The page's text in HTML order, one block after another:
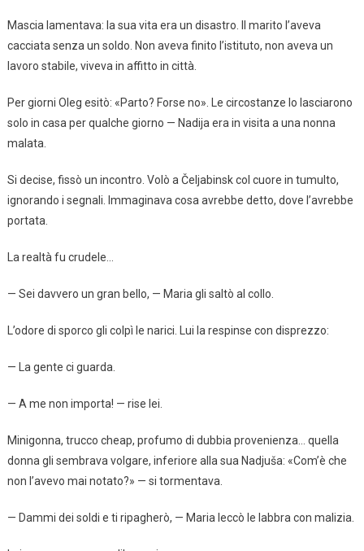
Mascia lamentava: la sua vita era un disastro. Il marito l’aveva
cacciata senza un soldo. Non aveva finito l’istituto, non aveva un
lavoro stabile, viveva in affitto in città.
Per giorni Oleg esitò: «Parto? Forse no». Le circostanze lo lasciarono
solo in casa per qualche giorno — Nadija era in visita a una nonna
malata.
Si decise, fissò un incontro. Volò a Čeljabinsk col cuore in tumulto,
ignorando i segnali. Immaginava cosa avrebbe detto, dove l’avrebbe
portata.
La realtà fu crudele…
— Sei davvero un gran bello, — Maria gli saltò al collo.
L’odore di sporco gli colpì le narici. Lui la respinse con disprezzo:
— La gente ci guarda.
— A me non importa! — rise lei.
Minigonna, trucco cheap, profumo di dubbia provenienza… quella
donna gli sembrava volgare, inferiore alla sua Nadjuša: «Com’è che
non l’avevo mai notato?» — si tormentava.
— Dammi dei soldi e ti ripagherò, — Maria leccò le labbra con malizia.